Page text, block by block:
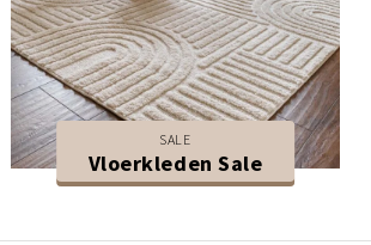
SALE
Vloerkleden Sale